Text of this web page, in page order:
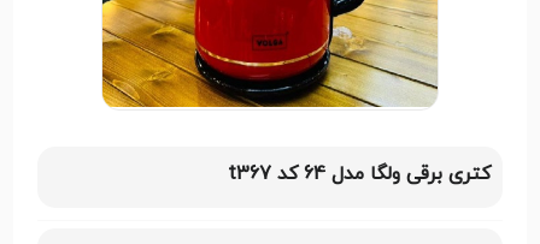
کتری برقی ولگا مدل 64 کد t367